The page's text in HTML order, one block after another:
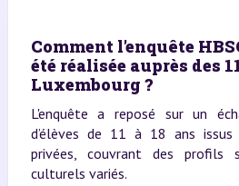
Comment l'enquête
été réalisée auprès des
Luxembourg ?
L'enquête a reposé sur un
d’élèves de 11 à 18 ans issus
privées, couvrant des profils
culturels variés.